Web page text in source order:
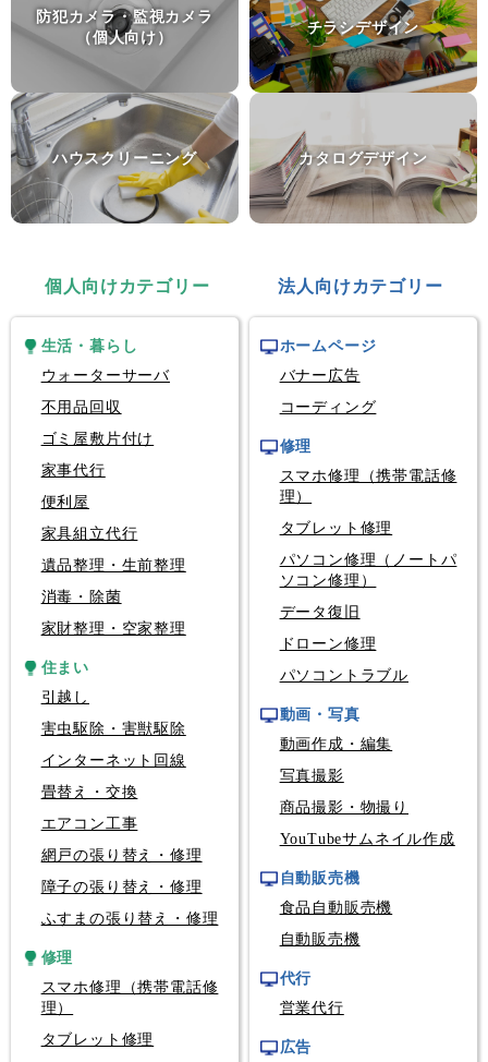
富山県富山市
個人輸入代行
モデルロケットエンジン
群馬県前橋市
防犯カメラ・監視カメラ
（個人向け）
ハウスクリーニング
チラシデザイン
カタログデザイン
個人向けカテゴリー 法人向けカテゴリー
生活・暮らし
ウォーターサーバ
不用品回収
ゴミ屋敷片付け
家事代行
便利屋
家具組立代行
遺品整理・生前整理
消毒・除菌
家財整理・空家整理
住まい
引越し
害虫駆除・害獣駆除
インターネット回線
畳替え・交換
エアコン工事
網戸の張り替え・修理
障子の張り替え・修理
ふすまの張り替え・修理
修理
スマホ修理（携帯電話修
理）
タブレット修理
ホームページ
バナー広告
コーディング
修理
スマホ修理（携帯電話修
理）
タブレット修理
パソコン修理（ノートパ
ソコン修理）
データ復旧
ドローン修理
パソコントラブル
動画・写真
動画作成・編集
写真撮影
商品撮影・物撮り
YouTubeサムネイル作成
自動販売機
食品自動販売機
自動販売機
代行
営業代行
広告